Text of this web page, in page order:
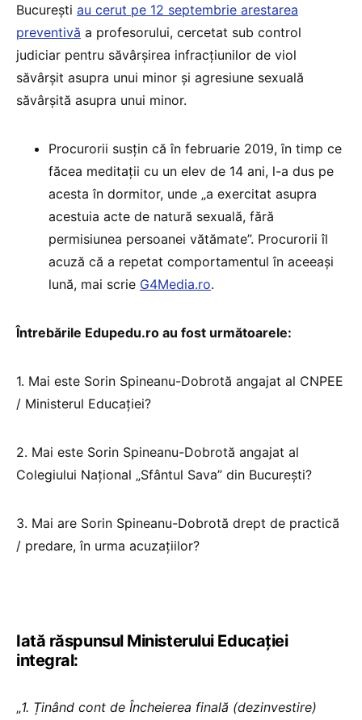
Bucureşti au cerut pe 12 septembrie arestarea
preventivă a profesorului, cercetat sub control
judiciar pentru săvârșirea infracțiunilor de viol
săvârșit asupra unui minor și agresiune sexuală
săvârșită asupra unui minor.
Procurorii susțin că în februarie 2019, în timp ce
făcea meditații cu un elev de 14 ani, l-a dus pe
acesta în dormitor, unde „a exercitat asupra
acestuia acte de natură sexuală, fără
permisiunea persoanei vătămate”. Procurorii îl
acuză că a repetat comportamentul în aceeași
lună, mai scrie G4Media.ro.
Întrebările Edupedu.ro au fost următoarele:
1. Mai este Sorin Spineanu-Dobrotă angajat al CNPEE
/ Ministerul Educației?
2. Mai este Sorin Spineanu-Dobrotă angajat al
Colegiului Național „Sfântul Sava” din București?
3. Mai are Sorin Spineanu-Dobrotă drept de practică
/ predare, în urma acuzațiilor?
Iată răspunsul Ministerului Educației
integral:
„1.⁠ ⁠Ținând cont de Încheierea finală (dezinvestire)